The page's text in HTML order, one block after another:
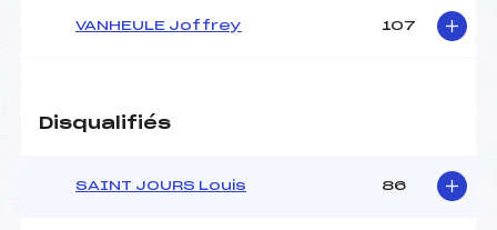
VANHEULE Joffrey 107
Disqualifiés
SAINT JOURS Louis 86